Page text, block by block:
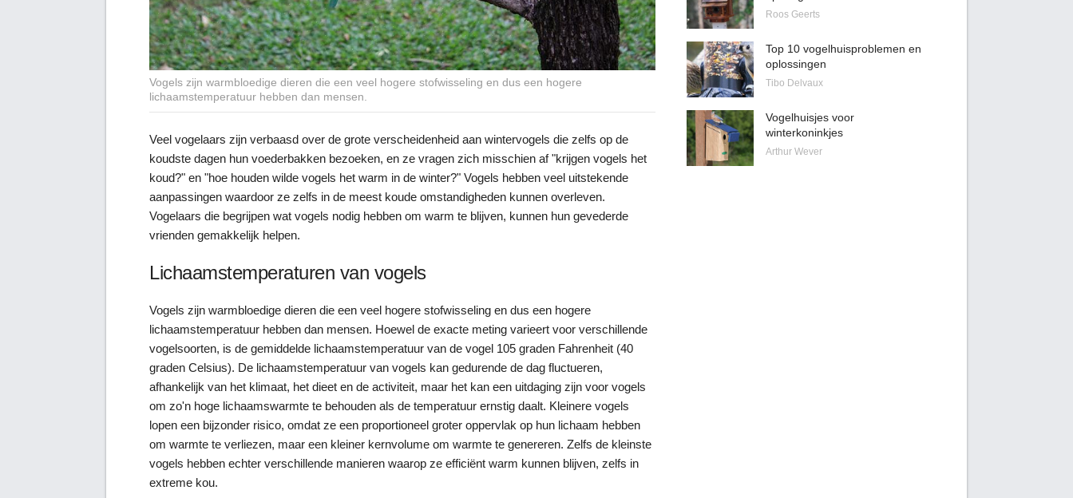
Vogels zijn warmbloedige dieren die een veel hogere stofwisseling en dus een hogere
lichaamstemperatuur hebben dan mensen.
Veel vogelaars zijn verbaasd over de grote verscheidenheid aan wintervogels die zelfs op de
koudste dagen hun voederbakken bezoeken, en ze vragen zich misschien af "krijgen vogels het
koud?" en "hoe houden wilde vogels het warm in de winter?" Vogels hebben veel uitstekende
aanpassingen waardoor ze zelfs in de meest koude omstandigheden kunnen overleven.
Vogelaars die begrijpen wat vogels nodig hebben om warm te blijven, kunnen hun gevederde
vrienden gemakkelijk helpen.
Lichaamstemperaturen van vogels
Vogels zijn warmbloedige dieren die een veel hogere stofwisseling en dus een hogere
lichaamstemperatuur hebben dan mensen. Hoewel de exacte meting varieert voor verschillende
vogelsoorten, is de gemiddelde lichaamstemperatuur van de vogel 105 graden Fahrenheit (40
graden Celsius). De lichaamstemperatuur van vogels kan gedurende de dag fluctueren,
afhankelijk van het klimaat, het dieet en de activiteit, maar het kan een uitdaging zijn voor vogels
om zo'n hoge lichaamswarmte te behouden als de temperatuur ernstig daalt. Kleinere vogels
lopen een bijzonder risico, omdat ze een proportioneel groter oppervlak op hun lichaam hebben
om warmte te verliezen, maar een kleiner kernvolume om warmte te genereren. Zelfs de kleinste
vogels hebben echter verschillende manieren waarop ze efficiënt warm kunnen blijven, zelfs in
extreme kou.
Roos Geerts
Top 10 vogelhuisproblemen en
oplossingen
Tibo Delvaux
Vogelhuisjes voor
winterkoninkjes
Arthur Wever